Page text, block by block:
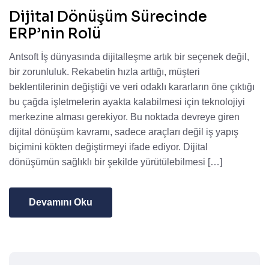
Dijital Dönüşüm Sürecinde
ERP’nin Rolü
Antsoft İş dünyasında dijitalleşme artık bir seçenek değil,
bir zorunluluk. Rekabetin hızla arttığı, müşteri
beklentilerinin değiştiği ve veri odaklı kararların öne çıktığı
bu çağda işletmelerin ayakta kalabilmesi için teknolojiyi
merkezine alması gerekiyor. Bu noktada devreye giren
dijital dönüşüm kavramı, sadece araçları değil iş yapış
biçimini kökten değiştirmeyi ifade ediyor. Dijital
dönüşümün sağlıklı bir şekilde yürütülebilmesi […]
Devamını Oku